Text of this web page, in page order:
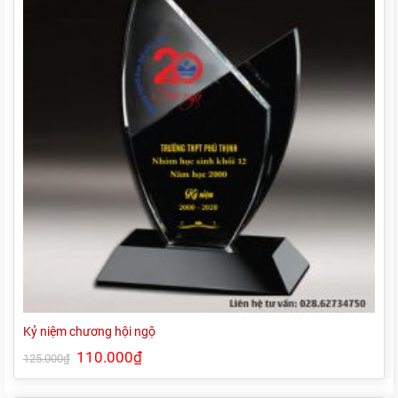
Kỷ niệm chương hội ngộ
125.000₫ Giá
gốc
là:
110.000₫Giá
hiện
tại